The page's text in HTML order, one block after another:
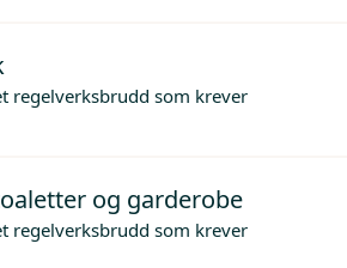
regelverksbrudd som krever
og garderobe
regelverksbrudd som krever